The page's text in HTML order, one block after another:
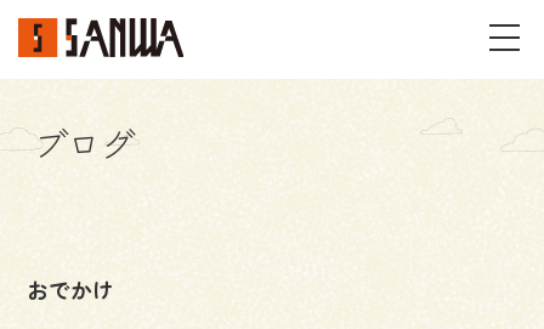
イベント・見学会
不動産情報
事例
ブログ
おでかけ